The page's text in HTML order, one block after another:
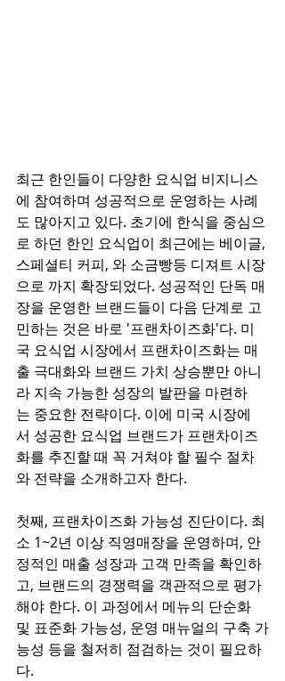
최근 한인들이 다양한 요식업 비지니스
에 참여하며 성공적으로 운영하는 사례
도 많아지고 있다. 초기에 한식을 중심으
로 하던 한인 요식업이 최근에는 베이글,
스페셜티 커피, 와 소금빵등 디져트 시장
으로 까지 확장되었다. 성공적인 단독 매
장을 운영한 브랜드들이 다음 단계로 고
민하는 것은 바로 '프랜차이즈화'다. 미
국 요식업 시장에서 프랜차이즈화는 매
출 극대화와 브랜드 가치 상승뿐만 아니
라 지속 가능한 성장의 발판을 마련하
는 중요한 전략이다. 이에 미국 시장에
서 성공한 요식업 브랜드가 프랜차이즈
화를 추진할 때 꼭 거쳐야 할 필수 절차
와 전략을 소개하고자 한다.
첫째, 프랜차이즈화 가능성 진단이다. 최
소 1~2년 이상 직영매장을 운영하며, 안
정적인 매출 성장과 고객 만족을 확인하
고, 브랜드의 경쟁력을 객관적으로 평가
해야 한다. 이 과정에서 메뉴의 단순화
및 표준화 가능성, 운영 매뉴얼의 구축 가
능성 등을 철저히 점검하는 것이 필요하
다.